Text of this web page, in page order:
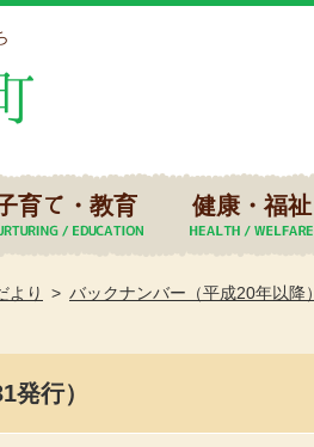
育て・教育 健康・福祉
より バックナンバー（平成20年以降）
行）